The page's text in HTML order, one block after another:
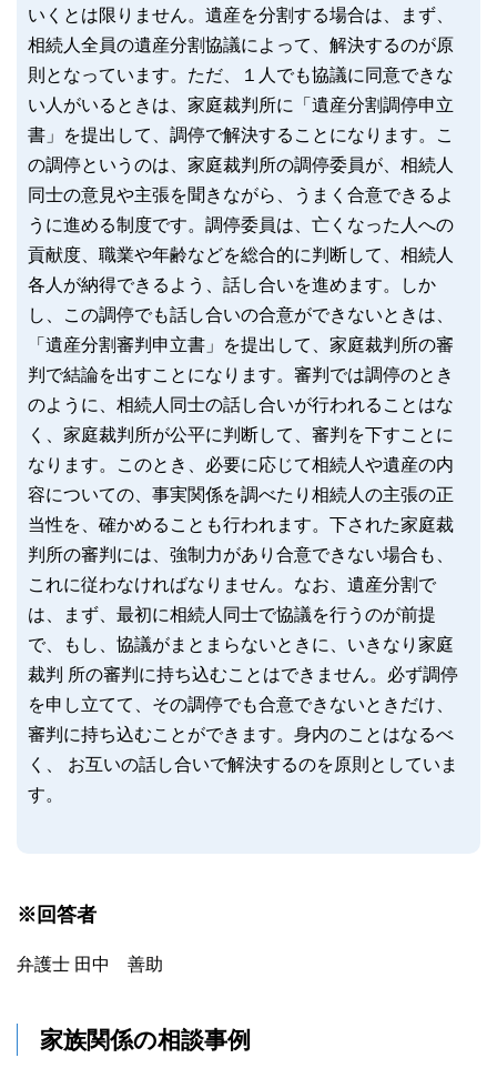
いくとは限りません。遺産を分割する場合は、まず、
相続人全員の遺産分割協議によって、解決するのが原
則となっています。ただ、１人でも協議に同意できな
い人がいるときは、家庭裁判所に「遺産分割調停申立
書」を提出して、調停で解決することになります。こ
の調停というのは、家庭裁判所の調停委員が、相続人
同士の意見や主張を聞きながら、うまく合意できるよ
うに進める制度です。調停委員は、亡くなった人への
貢献度、職業や年齢などを総合的に判断して、相続人
各人が納得できるよう、話し合いを進めます。しか
し、この調停でも話し合いの合意ができないときは、
「遺産分割審判申立書」を提出して、家庭裁判所の審
判で結論を出すことになります。審判では調停のとき
のように、相続人同士の話し合いが行われることはな
く、家庭裁判所が公平に判断して、審判を下すことに
なります。このとき、必要に応じて相続人や遺産の内
容についての、事実関係を調べたり相続人の主張の正
当性を、確かめることも行われます。下された家庭裁
判所の審判には、強制力があり合意できない場合も、
これに従わなければなりません。なお、遺産分割で
は、まず、最初に相続人同士で協議を行うのが前提
で、もし、協議がまとまらないときに、いきなり家庭
裁判 所の審判に持ち込むことはできません。必ず調停
を申し立てて、その調停でも合意できないときだけ、
審判に持ち込むことができます。身内のことはなるべ
く、 お互いの話し合いで解決するのを原則としていま
す。
※回答者
弁護士 田中 善助
家族関係の相談事例